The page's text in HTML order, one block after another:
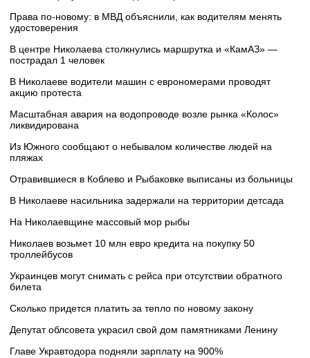
Права по-новому: в МВД объяснили, как водителям менять
удостоверения
В центре Николаева столкнулись маршрутка и «КамАЗ» —
пострадал 1 человек
В Николаеве водители машин с еврономерами проводят
акцию протеста
Масштабная авария на водопроводе возле рынка «Колос»
ликвидирована
Из Южного сообщают о небывалом количестве людей на
пляжах
Отравившиеся в Коблево и Рыбаковке выписаны из больницы
В Николаеве насильника задержали на территории детсада
На Николаевщине массовый мор рыбы
Николаев возьмет 10 млн евро кредита на покупку 50
троллейбусов
Украинцев могут снимать с рейса при отсутствии обратного
билета
Сколько придется платить за тепло по новому закону
Депутат облсовета украсил свой дом памятниками Ленину
Главе Укравтодора подняли зарплату на 900%